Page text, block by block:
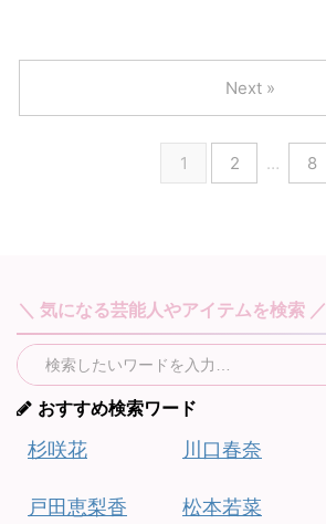
1 2 … 8
Next »
＼ 気になる芸能人やアイテムを検索 ／
おすすめ検索ワード
杉咲花
戸田恵梨香
川口春奈
松本若菜